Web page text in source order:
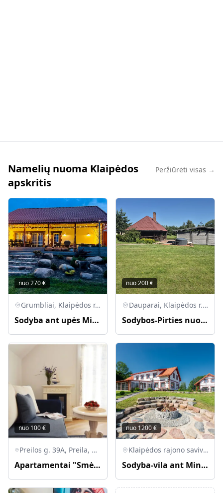
Namelių nuoma Klaipėdos
apskritis
Peržiūrėti visas →
nuo270€
Grumbliai, Klaipėdos r. sav., Lietuva
Sodyba ant upės Minijos kranto
nuo200€
Dauparai, Klaipėdos r. sav., Lietuva
Sodybos-Pirties nuoma. Galima su kubilu bei nakvynę
nuo 100€
Preilos g. 39A, Preila, Neringos savivaldybė, Lietuva
Apartamentai "Smėlynas" Preiloje
nuo 1200€
Klaipėdos rajono savivaldybė, Lietuva
Sodyba-vila ant Minijos upės kranto